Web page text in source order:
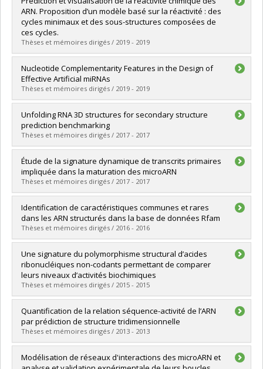
Cycle :Doctorat
Diplôme obtenu :Ph. D.
Lien vers le document dans Papyrus
ARN. Proposition d’un modèle basé sur la réactivité : des
cycles minimaux et des sous-structures composées de
ces cycles.
Thèses et mémoires dirigés / 2019 - 2019
Diplômé(e) :Malric, Philippe
Cycle :Maîtrise
Diplôme obtenu :M. Sc.
Lien vers le document dans Papyrus
Nucleotide Complementarity Features in the Design of
Effective Artificial miRNAs
Thèses et mémoires dirigés / 2019 - 2019
Diplômé(e) :Yan, Yifei
Cycle :Doctorat
Diplôme obtenu :Ph. D.
Lien vers le document dans Papyrus
Unfolding RNA 3D structures for secondary structure
prediction benchmarking
Thèses et mémoires dirigés / 2017 - 2017
Diplômé(e) :C-Parent, Gabriel
Cycle :Maîtrise
Diplôme obtenu :M. Sc.
Lien vers le document dans Papyrus
Étude de la signature dynamique de transcrits primaires
impliquée dans la maturation des microARN
Thèses et mémoires dirigés / 2017 - 2017
Diplômé(e) : Robitaille, Julie
Cycle :Maîtrise
Diplôme obtenu :M. Sc.
Lien vers le document dans Papyrus
Identification de caractéristiques communes et rares
dans les ARN structurés dans la base de données Rfam
Thèses et mémoires dirigés / 2016 - 2016
Diplômé(e) :El Korbi, Amell
Cycle :Maîtrise
Diplôme obtenu :M. Sc.
Lien vers le document dans Papyrus
Une signature du polymorphisme structural d’acides
ribonucléiques non-codants permettant de comparer
leurs niveaux d’activités biochimiques
Thèses et mémoires dirigés / 2015 - 2015
Diplômé(e) :Dallaire, Paul
Cycle :Doctorat
Diplôme obtenu :Ph. D.
Lien vers le document dans Papyrus
Quantification de la relation séquence-activité de l’ARN
par prédiction de structure tridimensionnelle
Thèses et mémoires dirigés / 2013 - 2013
Diplômé(e) : St-Onge, Karine
Cycle :Doctorat
Modélisation de réseaux d'interactions des microARN et